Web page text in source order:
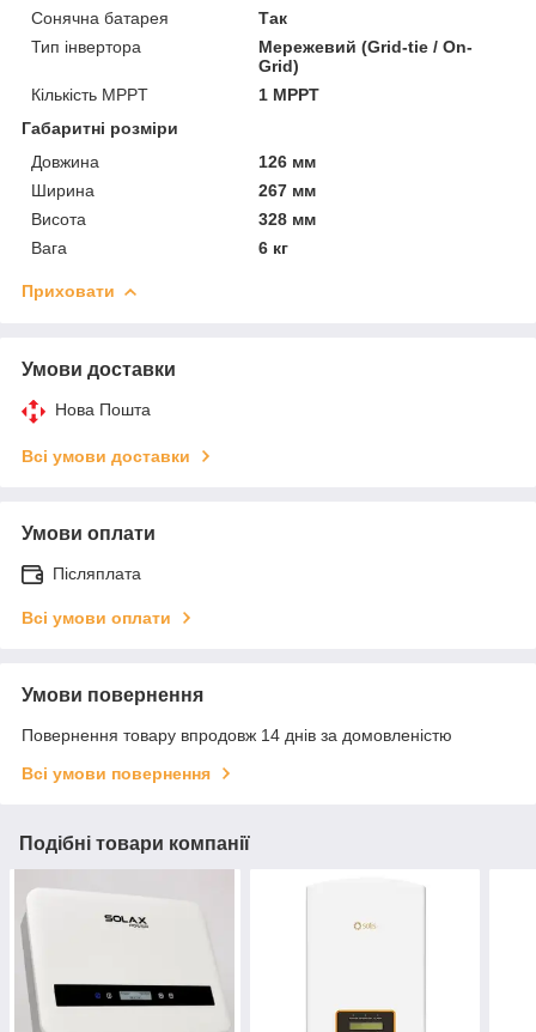
Сонячна батарея
Так
Тип інвертора
Мережевий (Grid-tie / On-
Grid)
Кількість MPPT
1 MPPT
Габаритні розміри
Довжина
126 мм
Ширина
267 мм
Висота
328 мм
Вага
6 кг
Приховати
Умови доставки
Нова Пошта
Всі умови доставки
Умови оплати
Післяплата
Всі умови оплати
Умови повернення
Повернення товару впродовж 14 днів за домовленістю
Всі умови повернення
Подібні товари компанії